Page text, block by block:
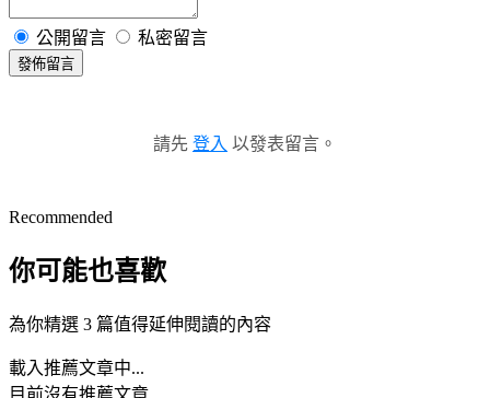
公開留言 私密留言
發佈留言
請先 登入 以發表留言。
Recommended
你可能也喜歡
為你精選 3 篇值得延伸閱讀的內容
載入推薦文章中...
目前沒有推薦文章